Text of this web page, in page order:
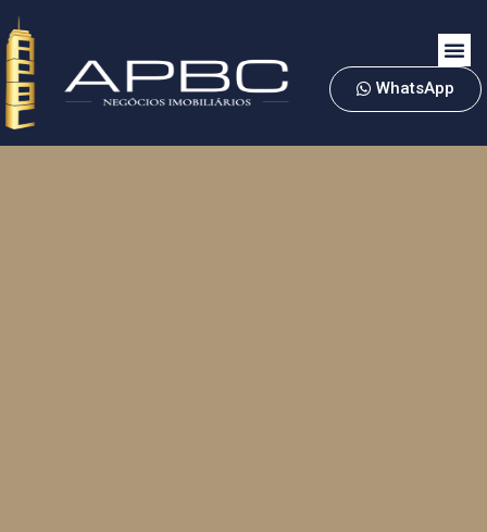
WhatsApp